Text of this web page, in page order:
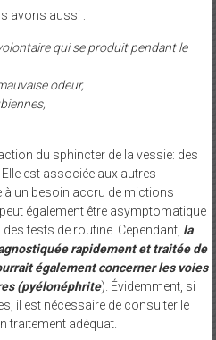
avons aussi :
qui se produit pendant le
odeur,
du sphincter de la vessie: des
est associée aux autres
un besoin accru de mictions
également être asymptomatique
tests de routine. Cependant, la
rapidement et traitée de
également concerner les voies
(pyélonéphrite). Évidemment, si
il est nécessaire de consulter le
traitement adéquat.